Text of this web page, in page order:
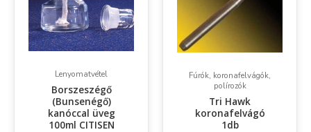
Lenyomatvétel
Borszeszégő
(Bunsenégő)
kanóccal üveg
100ml CITISEN
Fúrók, koronafelvágók,
polírozók
Tri Hawk
koronafelvágó
1db